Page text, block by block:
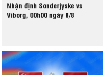
Nhận định Sonderjyske vs
Viborg, 00h00 ngày 8/8